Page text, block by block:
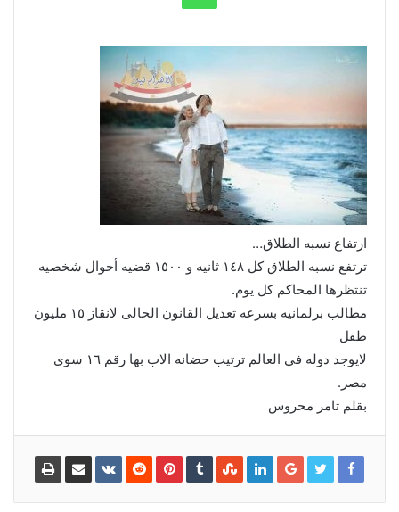
ارتفاع نسبه الطلاق…
ترتفع نسبه الطلاق كل ١٤٨ ثانيه و ١٥٠٠ قضيه أحوال شخصيه
تنتظرها المحاكم كل يوم.
مطالب برلمانيه بسرعه تعديل القانون الحالى لانقاز ١٥ مليون
طفل
لايوجد دوله في العالم ترتيب حضانه الاب بها رقم ١٦ سوى
مصر.
بقلم تامر محروس